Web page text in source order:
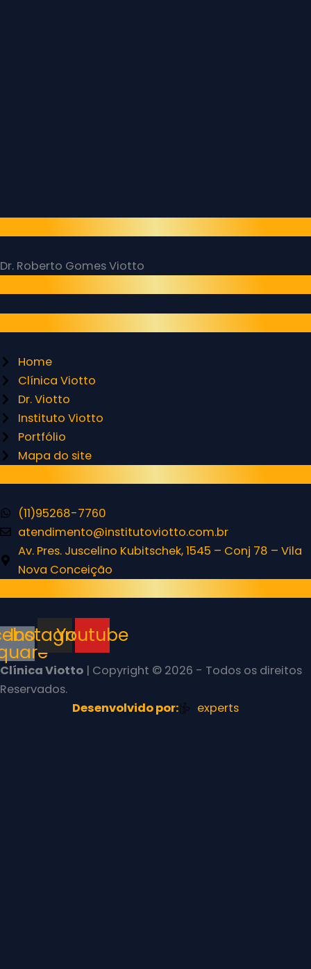
Dr. Roberto Gomes Viotto
Home
Clínica Viotto
Dr. Viotto
Instituto Viotto
Portfólio
Mapa do site
(11)95268-7760
atendimento@institutoviotto.com.br
Av. Pres. Juscelino Kubitschek, 1545 – Conj 78 – Vila
Nova Conceição
Instagram
Youtube
Clínica Viotto | Copyright © 2026 - Todos os direitos
Reservados.
Desenvolvido por:
experts